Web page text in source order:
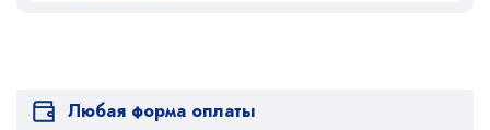
Любая форма оплаты